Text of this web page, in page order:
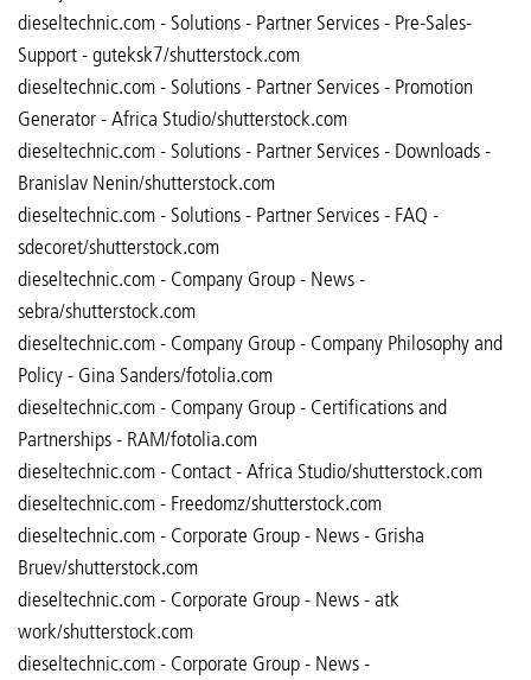
dieseltechnic.com - Solutions - Partner Services - Pre-Sales-
Support - guteksk7/shutterstock.com
dieseltechnic.com - Solutions - Partner Services - Promotion
Generator - Africa Studio/shutterstock.com
dieseltechnic.com - Solutions - Partner Services - Downloads -
Branislav Nenin/shutterstock.com
dieseltechnic.com - Solutions - Partner Services - FAQ -
sdecoret/shutterstock.com
dieseltechnic.com - Company Group - News -
sebra/shutterstock.com
dieseltechnic.com - Company Group - Company Philosophy and
Policy - Gina Sanders/fotolia.com
dieseltechnic.com - Company Group - Certifications and
Partnerships - RAM/fotolia.com
dieseltechnic.com - Contact - Africa Studio/shutterstock.com
dieseltechnic.com - Freedomz/shutterstock.com
dieseltechnic.com - Corporate Group - News - Grisha
Bruev/shutterstock.com
dieseltechnic.com - Corporate Group - News - atk
work/shutterstock.com
dieseltechnic.com - Corporate Group - News -